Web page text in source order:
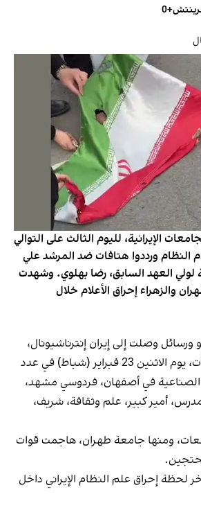
الإيرانية، لليوم الثالث على التوالي
النظام ورددوا هتافات ضد المرشد علي
لولي العهد السابق، رضا بهلوي. وشهدت
والزهراء إحراق الأعلام خلال
وصلت إلى إيران إنترناشيونال،
فقد اندلعت احتجاجات، يوم الاثنين 23 فبراير (شباط) في عدد
في أصفهان، فردوسي مشهد،
أمير كبير، علم وثقافة، شريف،
ومنها جامعة طهران، هاجمت قوات
لحظة إحراق علم النظام الإيراني داخل